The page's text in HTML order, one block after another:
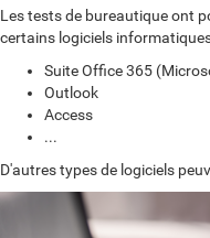
Les tests de bureautique ont
certains logiciels
Suite Office 365
Outlook
Access
...
D'autres types de logiciels